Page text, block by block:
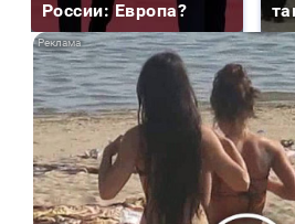
России: Европа?